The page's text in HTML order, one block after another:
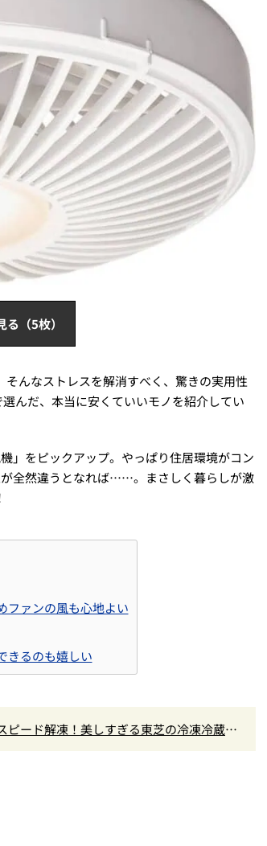
（5枚）
んなストレスを解消すべく、驚きの実用性
んだ、本当に安くていいモノを紹介してい
」をピックアップ。やっぱり住居環境がコン
全然違うとなれば……。まさしく暮らしが激
ファンの風も心地よい
きるのも嬉しい
ピード解凍！美しすぎる東芝の冷凍冷蔵庫